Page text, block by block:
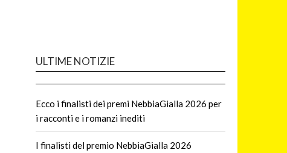
ULTIME NOTIZIE
Ecco i finalisti dei premi NebbiaGialla 2026 per
i racconti e i romanzi inediti
I finalisti del premio NebbiaGialla 2026